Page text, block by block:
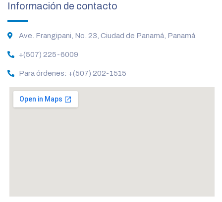
Información de contacto
Ave. Frangipani, No. 23, Ciudad de Panamá, Panamá
+(507) 225-6009
Para órdenes: +(507) 202-1515